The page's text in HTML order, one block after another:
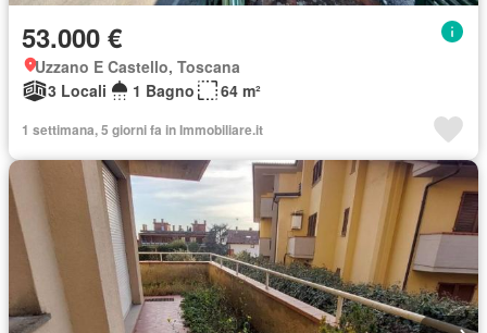
53.000 €
Uzzano E Castello, Toscana
3 Locali
1 Bagno 64 m²
1 settimana, 5 giorni fa in Immobiliare.it